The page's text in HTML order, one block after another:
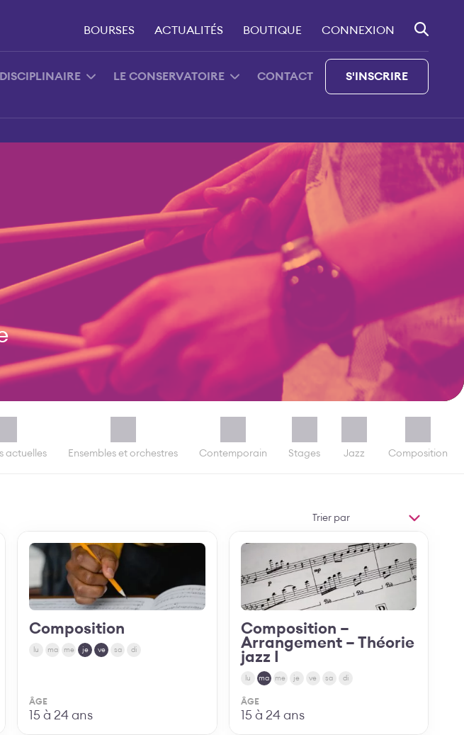
S'INSCRIRE
LE CONSERVATOIRE CONTACT
BOURSES ACTUALITÉS BOUTIQUE CONNEXION
actuelles Ensembles et orchestres Contemporain Stages Jazz Composition
Trier
MODIFIER L'ORDRE
Découvrir
Composition
lu ma me je ve sa di
ÂGE
15 à 24 ans
Découvrir
Composition –
Arrangement – Théorie
jazz I
lu ma me je ve sa di
ÂGE
15 à 24 ans